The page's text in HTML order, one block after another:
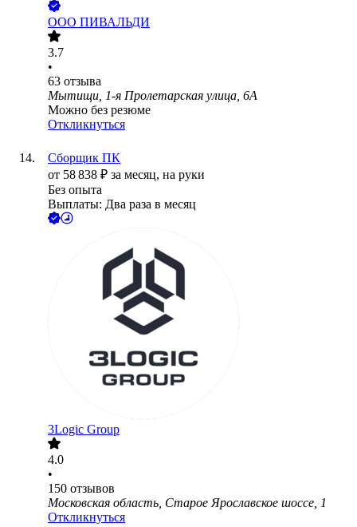
ООО ПИВАЛЬДИ
3.7
•
63 отзыва
Мытищи, 1-я Пролетарская улица, 6А
Можно без резюме
Откликнуться
Сборщик ПК
от 58 838 ₽ за месяц, на руки
Без опыта
Выплаты: Два раза в месяц
3Logic Group
4.0
•
150 отзывов
Московская область, Старое Ярославское шоссе, 1
Откликнуться